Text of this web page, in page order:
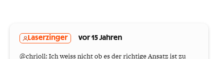
Laserzinger vor 15 Jahren
@chrioll: Ich weiss nicht ob es der richtige Ansatz ist zu